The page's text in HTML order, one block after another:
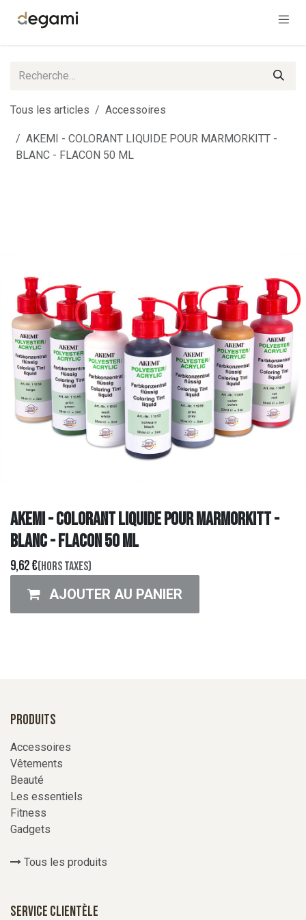
Tous les articles Accessoires
AKEMI - COLORANT LIQUIDE POUR MARMORKITT -
BLANC - FLACON 50 ML
AKEMI - COLORANT LIQUIDE POUR MARMORKITT -
BLANC - FLACON 50 ML
9,62€(Hors taxes)
AJOUTER AU PANIER
Produits
Accessoires
Vêtements
Beauté
Les essentiels
Fitness
Gadgets
Tous les produits
Service Clientèle